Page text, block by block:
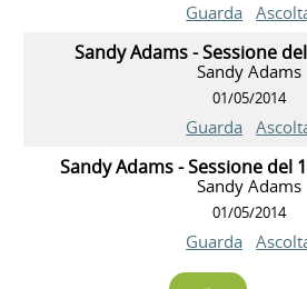
Guarda
Sandy Adams - Sessione
Sandy Adams
01/05/2014
Guarda
Sandy Adams - Sessione del
Sandy Adams
01/05/2014
Guarda